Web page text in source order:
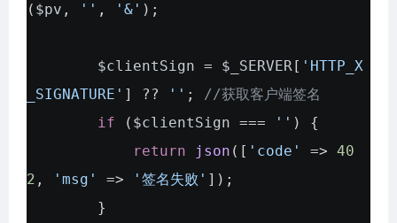
( $pv , '' , '&' );
$clientSign = $_SERVER[ 'HTTP_X
_SIGNATURE' ] ?? '' ; //获取客户端签名
if ( $clientSign === '' ) {
return
json ([ 'code' => 40
2 , 'msg' => '签名失败' ]);
}